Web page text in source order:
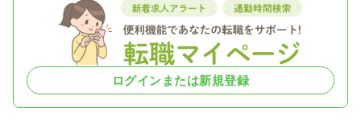
ログインまたは新規登録